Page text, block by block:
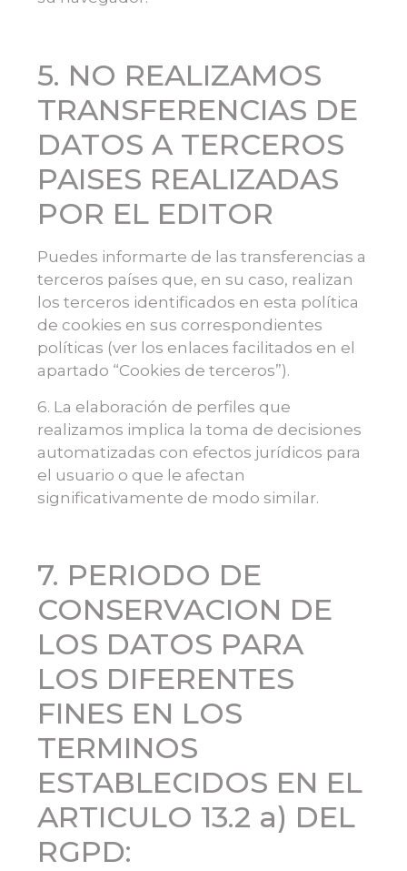
5. NO REALIZAMOS
TRANSFERENCIAS DE
DATOS A TERCEROS
PAISES REALIZADAS
POR EL EDITOR
Puedes informarte de las transferencias a
terceros países que, en su caso, realizan
los terceros identificados en esta política
de cookies en sus correspondientes
políticas (ver los enlaces facilitados en el
apartado “Cookies de terceros”).
6. La elaboración de perfiles que
realizamos implica la toma de decisiones
automatizadas con efectos jurídicos para
el usuario o que le afectan
significativamente de modo similar.
7. PERIODO DE
CONSERVACION DE
LOS DATOS PARA
LOS DIFERENTES
FINES EN LOS
TERMINOS
ESTABLECIDOS EN EL
ARTICULO 13.2 a) DEL
RGPD: